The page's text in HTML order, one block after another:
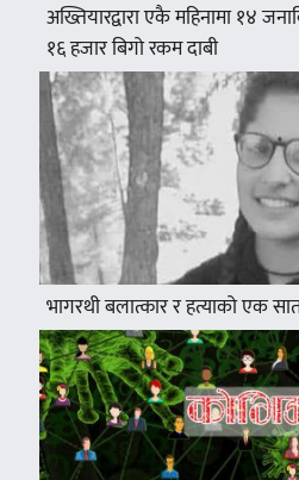
अख्तियारद्वारा एकै महिनामा १४
१६ हजार बिगो रकम दाबी
भागरथी बलात्कार र हत्याको एक